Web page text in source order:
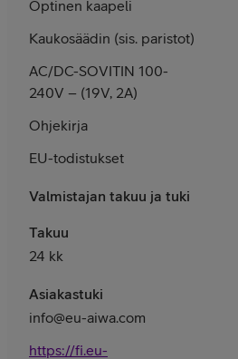
Optinen kaapeli
Kaukosäädin (sis. paristot)
AC/DC-SOVITIN 100-
240V – (19V, 2A)
Ohjekirja
EU-todistukset
Valmistajan takuu ja tuki
Takuu
24 kk
Asiakastuki
info@eu-aiwa.com
https://fi.eu-